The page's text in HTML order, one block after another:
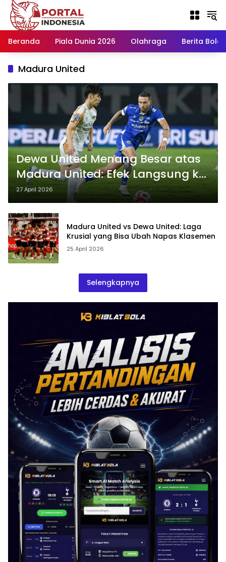
Langsung
konten
Beranda
Piala Dunia 2026 Olahraga Berita Bola
Madura United
Dewa United Menang Besar atas
Madura United: Efek Langsung ke
Dua Sisi Klasemen
27 April 2026
Madura United vs Dewa United: Laga
Krusial yang Bisa Ubah Napas Klasemen
25 April 2026
Selengkapnya